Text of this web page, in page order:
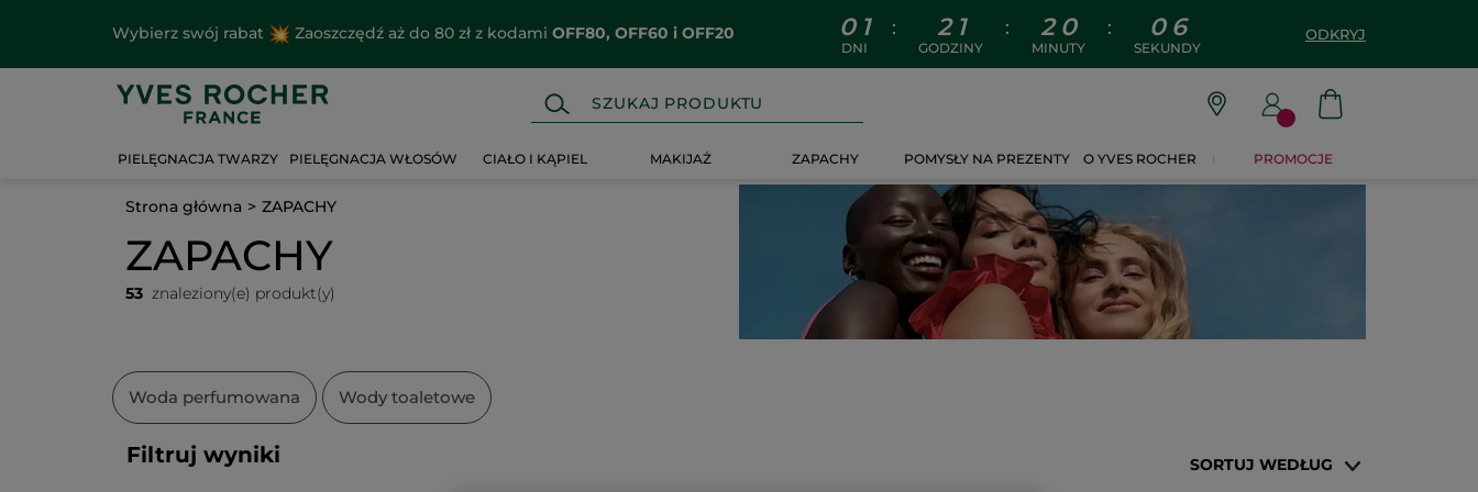
Wybierz swój rabat Zaoszczędź aż do 80 zł z kodami OFF80, OFF60 i OFF20 0 1
DNI
: 2 1
GODZINY
: 2 0
MINUTY
: 0 5
SEKUNDY
ODKRYJ
PIELĘGNACJA TWARZY PIELĘGNACJA WŁOSÓW CIAŁO I KĄPIEL MAKIJAŻ ZAPACHY POMYSŁY NA PREZENTY O YVES ROCHER PROMOCJE
Strona główna ZAPACHY
ZAPACHY
53 znaleziony(e) produkt(y)
Woda perfumowana Wody toaletowe
Filtruj wyniki SORTUJ WEDŁUG